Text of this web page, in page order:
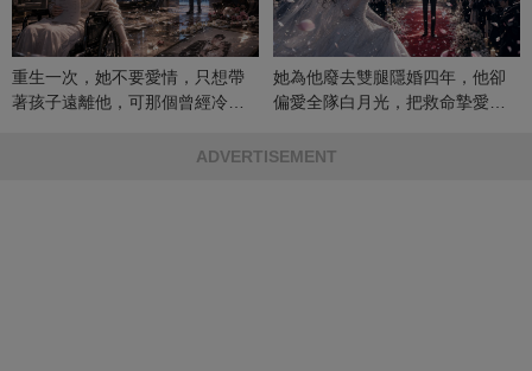
重生一次，她不要愛情，只想帶
著孩子遠離他，可那個曾經冷漠
她為他廢去雙腿隱婚四年，他卻
偏愛全隊白月光，把救命摯愛當
ADVERTISEMENT